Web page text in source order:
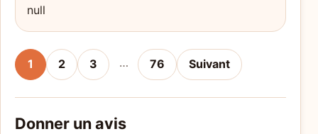
null
1 2 3 … 76 Suivant
Donner un avis